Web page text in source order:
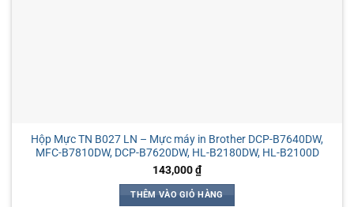
Hộp Mực TN B027 LN – Mực máy in Brother DCP-B7640DW,
MFC-B7810DW, DCP-B7620DW, HL-B2180DW, HL-B2100D
143,000₫
THÊM VÀO GIỎ HÀNG